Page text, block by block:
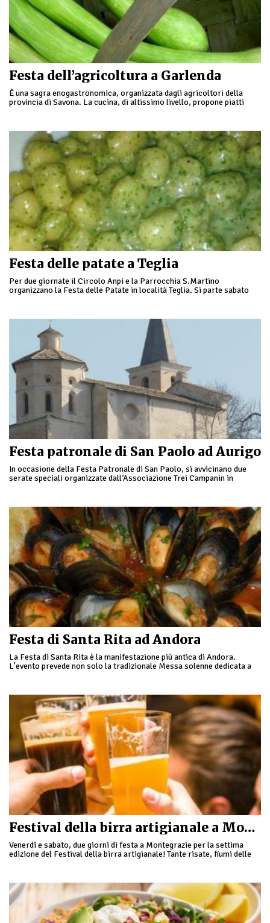
Festa dell’agricoltura a Garlenda
È una sagra enogastronomica, organizzata dagli agricoltori della
provincia di Savona. La cucina, di altissimo livello, propone piatti
Festa delle patate a Teglia
Per due giornate il Circolo Anpi e la Parrocchia S.Martino
organizzano la Festa delle Patate in località Teglia. Si parte sabato
Festa patronale di San Paolo ad Aurigo
In occasione della Festa Patronale di San Paolo, si avvicinano due
serate speciali organizzate dall’Associazione Trei Campanin in
Festa di Santa Rita ad Andora
La Festa di Santa Rita è la manifestazione più antica di Andora.
L'evento prevede non solo la tradizionale Messa solenne dedicata a
Festival della birra artigianale a Montegrazie
Venerdì e sabato, due giorni di festa a Montegrazie per la settima
edizione del Festival della birra artigianale! Tante risate, fiumi delle